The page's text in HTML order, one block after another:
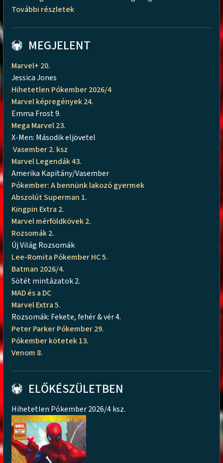
További részletek
MEGJELENT
Marvel+ 20.
Jessica Jones
Hihetetlen Pókember 2026/4
Marvel képregények 24.
Emma Frost 9.
Mega Marvel 23.
X-Men: Második eljövetel
Vasember 2. ksz
Marvel Legendák 43.
Amerika Kapitány/Vasember
Pókember: A bennünk lakozó gyermek
Abszolút Superman 1.
Kingpin Extra 2.
Marvel mérföldkövek 2.
Rozsomák 2.
Új Világ Rozsomák
Lee-Romita Pókember HC 5.
Batman 2026/4.
Sötét mintázatok 2.
MAD és a DC
Marvel Extra 5.
Rozsomák: Fekete, fehér & vér 4.
Peter Parker Pókember 29.
Pókember kötetek 13.
Venom 8.
ELŐKÉSZÜLETBEN
Hihetetlen Pókember 2026/4 ksz.